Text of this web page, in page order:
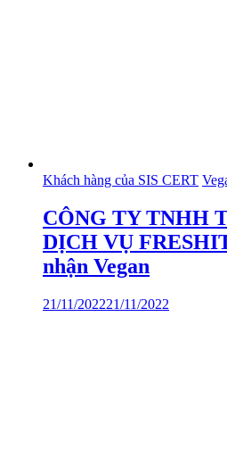
Khách hàng của SIS CERT
CÔNG TY TNHH
DỊCH VỤ
nhận Vegan
21/11/202221/11/2022